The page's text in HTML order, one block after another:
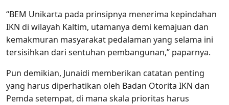
“BEM Unikarta pada prinsipnya menerima kepindahan
IKN di wilayah Kaltim, utamanya demi kemajuan dan
kemakmuran masyarakat pedalaman yang selama ini
tersisihkan dari sentuhan pembangunan,” paparnya.
Pun demikian, Junaidi memberikan catatan penting
yang harus diperhatikan oleh Badan Otorita IKN dan
Pemda setempat, di mana skala prioritas harus